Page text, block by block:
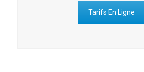
Tarifs En Ligne